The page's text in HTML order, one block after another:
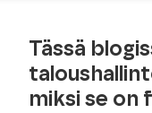
Tässä
miksi se on